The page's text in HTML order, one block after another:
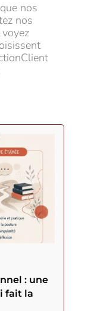
nos
nos
: une
fait la